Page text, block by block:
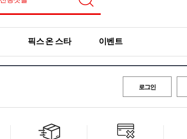
픽스 온 스타 이벤트
로그인